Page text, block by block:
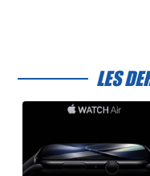
LES